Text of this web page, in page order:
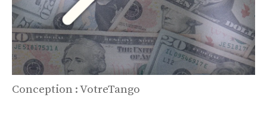
Conception : VotreTango